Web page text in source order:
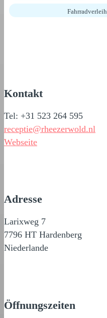
Fahrradverleih
Kontakt
Tel: +31 523 264 595
receptie@rheezerwold.nl
Webseite
Adresse
Larixweg 7
7796 HT Hardenberg
Niederlande
Öffnungszeiten